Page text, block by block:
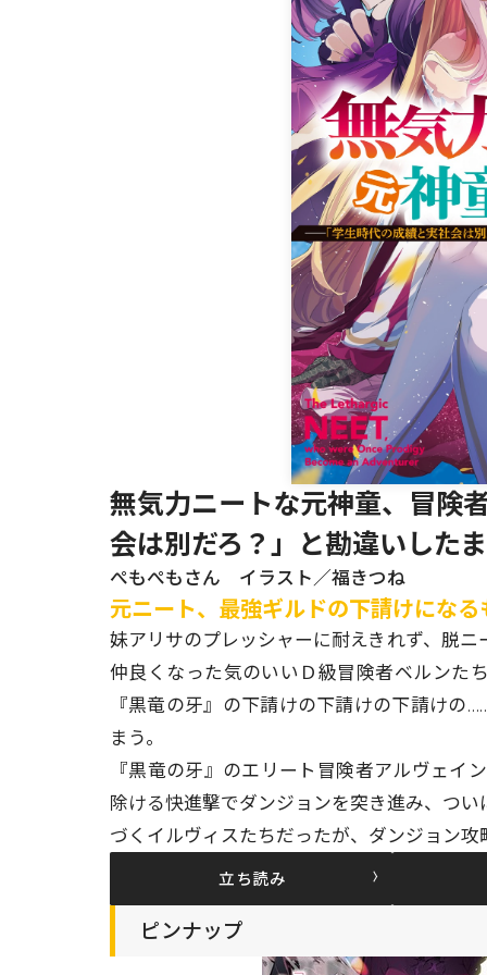
無気力ニートな元神童、冒険
会は別だろ？」と勘違いした
ぺもぺもさん イラスト／福きつね
元ニート、最強ギルドの下請けに
妹アリサのプレッシャーに耐えきれず、脱
仲良くなった気のいいＤ級冒険者ベルンた
『黒竜の牙』の下請けの下請けの下請けの
まう。
『黒竜の牙』のエリート冒険者アルヴェイ
除ける快進撃でダンジョンを突き進み、つ
づくイルヴィスたちだったが、ダンジョン攻
立ち読み
ピンナップ